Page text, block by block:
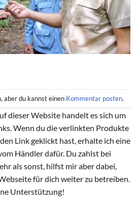
aber du kannst einen Kommentar posten.
dieser Website handelt es sich um
Wenn du die verlinkten Produkte
Link geklickt hast, erhalte ich eine
Händler dafür. Du zahlst bei
als sonst, hilfst mir aber dabei,
für dich weiter zu betreiben.
Unterstützung!